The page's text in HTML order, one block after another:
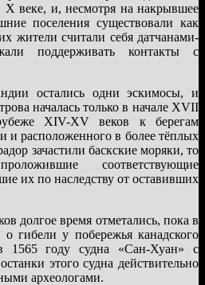
X веке, и, несмотря на накрывшее
поселения существовали как
жители считали себя датчанами-
поддерживать контакты с
остались одни эскимосы, и
началась только в начале XVII
XIV-XV веков к берегам
и расположенного в более тёплых
зачастили баскские моряки, то
соответствующие
их по наследству от оставивших
долгое время отметались, пока в
гибели у побережья канадского
1565 году судна «Сан-Хуан» с
этого судна действительно
археологами.